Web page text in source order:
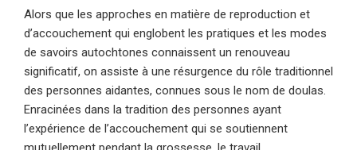
Alors que les approches en matière de reproduction et
d’accouchement qui englobent les pratiques et les modes
de savoirs autochtones connaissent un renouveau
significatif, on assiste à une résurgence du rôle traditionnel
des personnes aidantes, connues sous le nom de doulas.
Enracinées dans la tradition des personnes ayant
l’expérience de l’accouchement qui se soutiennent